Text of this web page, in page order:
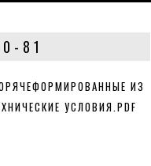
81
ИЗ
УСЛОВИЯ.PDF